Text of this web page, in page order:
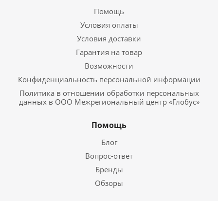
Помощь
Условия оплаты
Условия доставки
Гарантия на товар
Возможности
Конфиденциальность персональной информации
Политика в отношении обработки персональных
данных в ООО Межрегиональный центр «Глобус»
Помощь
Блог
Вопрос-ответ
Бренды
Обзоры